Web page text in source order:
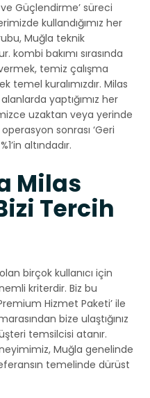
Güçlendirme’ süreci
kullandığımız her
Muğla teknik
bakımı sırasında
temiz çalışma
kuralımızdır. Milas
yaptığımız her
uzaktan veya yerinde
sonrası ‘Geri
altındadır.
Milas
Tercih
birçok kullanıcı için
kriterdir. Biz bu
Hizmet Paketi’ ile
bize ulaştığınız
temsilcisi atanır.
Muğla genelinde
temelinde dürüst